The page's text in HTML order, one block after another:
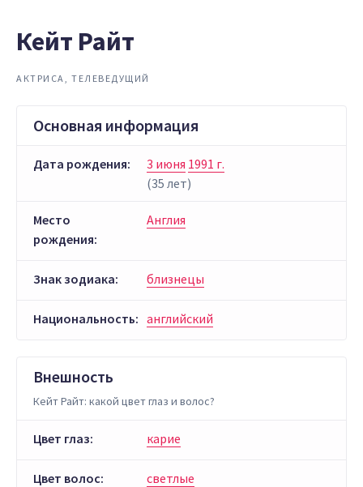
Кейт Райт
АКТРИСА, ТЕЛЕВЕДУЩИЙ
Основная информация
Дата рождения: 3 июня 1991 г.
(35 лет)
Место
рождения:
Англия
Знак зодиака: близнецы
Национальность: английский
Внешность
Кейт Райт: какой цвет глаз и волос?
Цвет глаз: карие
Цвет волос: светлые